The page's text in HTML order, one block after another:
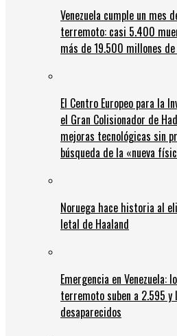
Venezuela cumple un mes
terremoto: casi 5.400
más de 19.500 millones
El Centro Europeo para la
el Gran Colisionador de
mejoras tecnológicas sin
búsqueda de la «nueva
Noruega hace historia al
letal de Haaland
Emergencia en Venezuela:
terremoto suben a 2.595
desaparecidos